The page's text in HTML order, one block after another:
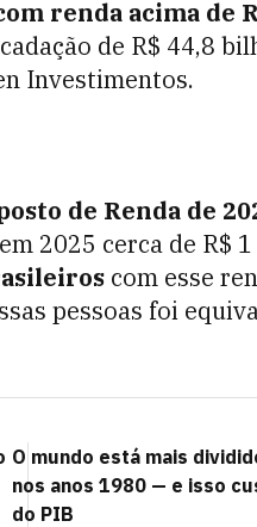
renda acima de
de R$ 44,8
Investimentos.
de Renda de
2025 cerca de R$
com esse
pessoas foi
O mundo está mais
nos anos 1980 — e isso
do PIB